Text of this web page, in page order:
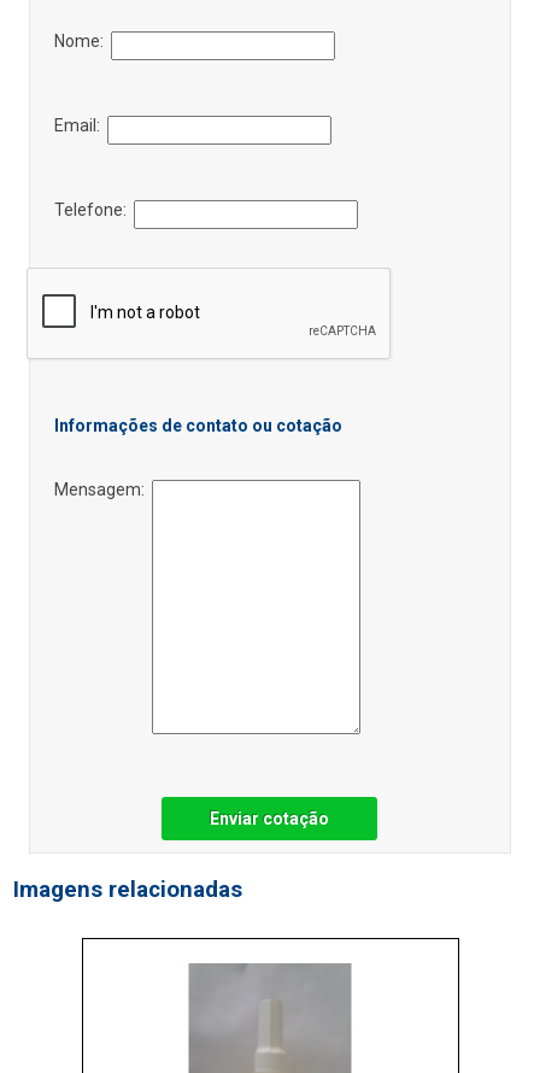
Nome:
Email:
Telefone:
Informações de contato ou cotação
Mensagem:
Enviar cotação
Imagens relacionadas